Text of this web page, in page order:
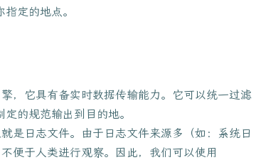
定的地点。
它具有备实时数据传输能力。它可以统一过滤
的规范输出到目的地。
日志文件。由于日志文件来源多（如：系统日
便于人类进行观察。因此，我们可以使用